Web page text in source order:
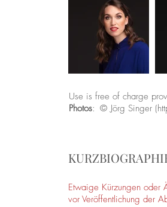
Use is free of charge
Photos: © Jörg Singer (
Etwaige Kürzungen oder
vor Veröffentlichung der